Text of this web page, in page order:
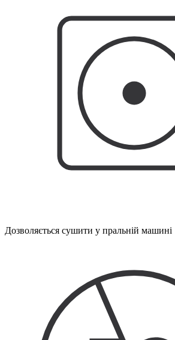
Дозволяється сушити у пральній машині